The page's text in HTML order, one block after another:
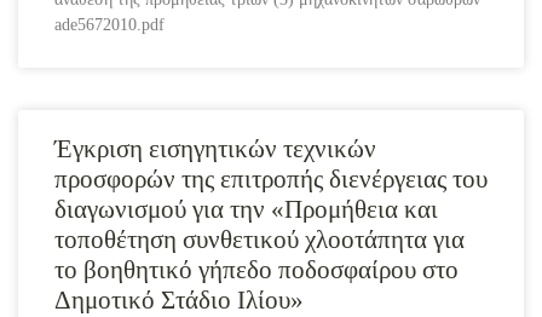
ade5672010.pdf
Έγκριση εισηγητικών τεχνικών
προσφορών της επιτροπής διενέργειας του
διαγωνισμού για την «Προμήθεια και
τοποθέτηση συνθετικού χλοοτάπητα για
το βοηθητικό γήπεδο ποδοσφαίρου στο
Δημοτικό Στάδιο Ιλίου»